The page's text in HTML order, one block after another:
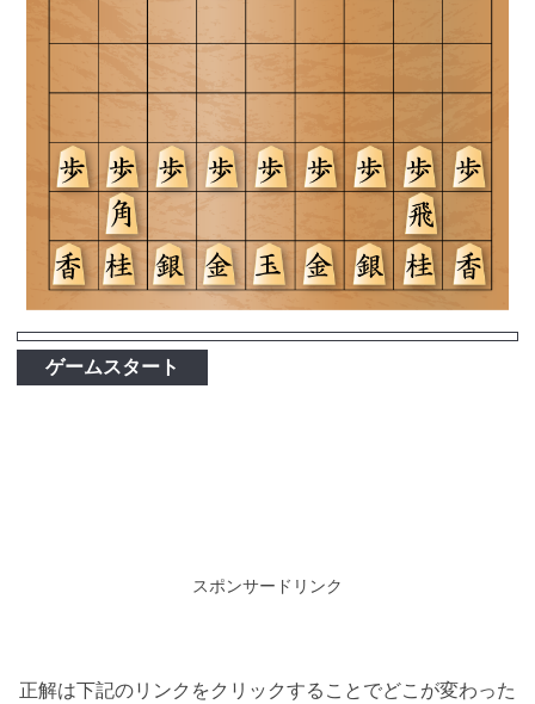
ゲームスタート
スポンサードリンク
正解は下記のリンクをクリックすることでどこが変わった